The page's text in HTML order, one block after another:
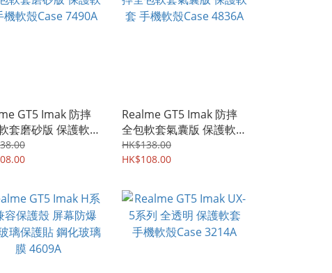
GT5 Imak 防摔
套磨砂版 保護軟套
殼Case 7490A
Realme GT5 Imak 防摔
全包軟套氣囊版 保護軟套
手機軟殼Case 4836A
HK$138.00
HK$108.00